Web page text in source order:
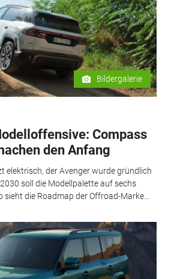
Bildergalerie
Compass
den Anfang
elektrisch, der Avenger wurde gründlich
soll die Modellpalette auf sechs
sieht die Roadmap der Offroad-Marke...